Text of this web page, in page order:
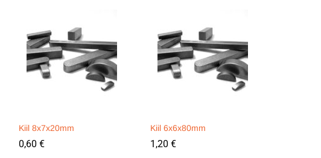
Kiil 8x7x20mm
0,60 €
0,60 €
Kiil 6x6x80mm
1,20 €
1,20 €